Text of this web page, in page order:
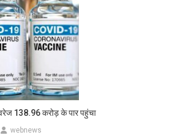
138.96 करोड़ के पार पहुंचा
webnews